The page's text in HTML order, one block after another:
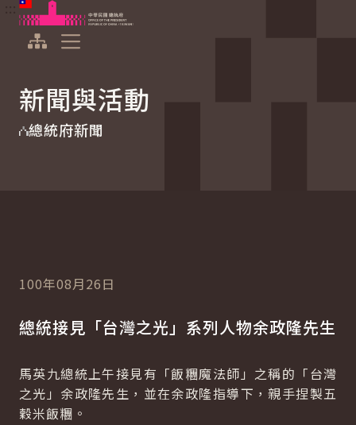
跳到主要內容
中華民國總統府
新聞與活動
總統府新聞
100年08月26日
總統接見「台灣之光」系列人物余政隆先生
馬英九總統上午接見有「飯糰魔法師」之稱的「台灣
之光」余政隆先生，並在余政隆指導下，親手捏製五
穀米飯糰。